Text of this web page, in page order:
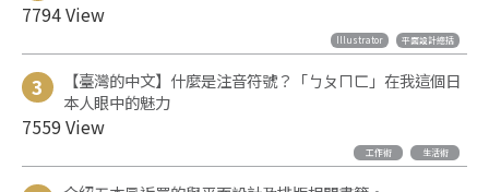
7794 View
Illustrator 平面設計總括
3
【臺灣的中文】什麼是注音符號？「ㄅㄆㄇㄈ」在我這個日
本人眼中的魅力
7559 View
工作術 生活術